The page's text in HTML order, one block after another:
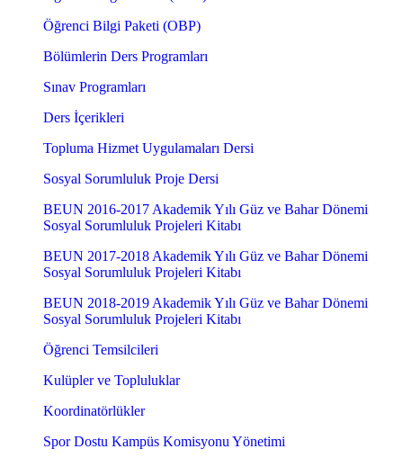
Öğrenci Bilgi Paketi (OBP)
Bölümlerin Ders Programları
Sınav Programları
Ders İçerikleri
Topluma Hizmet Uygulamaları Dersi
Sosyal Sorumluluk Proje Dersi
BEUN 2016-2017 Akademik Yılı Güz ve Bahar Dönemi
Sosyal Sorumluluk Projeleri Kitabı
BEUN 2017-2018 Akademik Yılı Güz ve Bahar Dönemi
Sosyal Sorumluluk Projeleri Kitabı
BEUN 2018-2019 Akademik Yılı Güz ve Bahar Dönemi
Sosyal Sorumluluk Projeleri Kitabı
Öğrenci Temsilcileri
Kulüpler ve Topluluklar
Koordinatörlükler
Spor Dostu Kampüs Komisyonu Yönetimi